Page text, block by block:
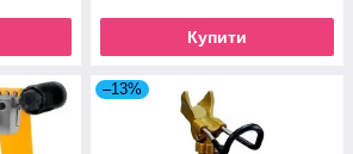
Купити
–13%